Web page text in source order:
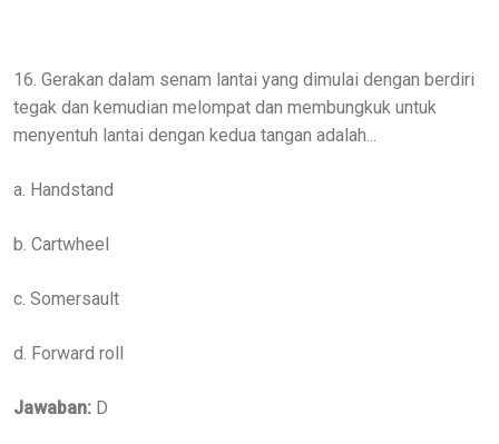
16. Gerakan dalam senam lantai yang dimulai dengan berdiri
tegak dan kemudian melompat dan membungkuk untuk
menyentuh lantai dengan kedua tangan adalah...
a. Handstand
b. Cartwheel
c. Somersault
d. Forward roll
Jawaban: D